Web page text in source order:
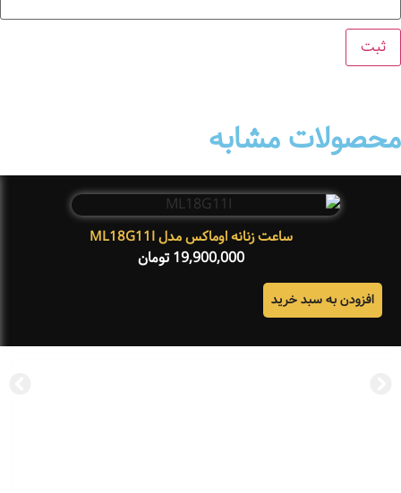
محصولات مشابه
ساعت زنانه اوماکس مدل ML18G11I
19,900,000 تومان
افزودن به سبد خرید